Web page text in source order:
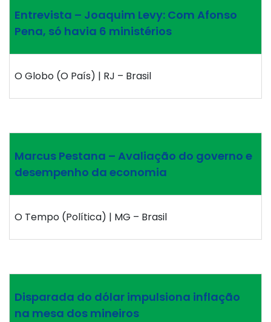
Entrevista – Joaquim Levy: Com Afonso
Pena, só havia 6 ministérios
O Globo (O País) | RJ – Brasil
Marcus Pestana – Avaliação do governo e
desempenho da economia
O Tempo (Política) | MG – Brasil
Disparada do dólar impulsiona inflação
na mesa dos mineiros